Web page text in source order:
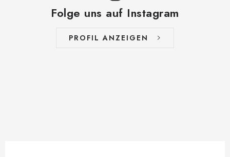
Folge uns auf Instagram
PROFIL ANZEIGEN